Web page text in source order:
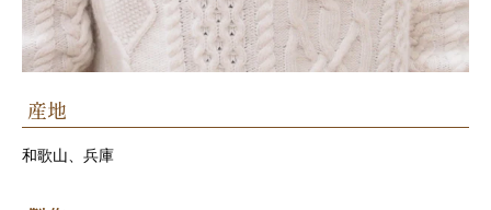
産地
和歌山、兵庫